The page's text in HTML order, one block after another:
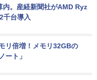
内。産経新聞社がAMD Ryz
台導入
リ倍増！メモリ32GBの
ート」